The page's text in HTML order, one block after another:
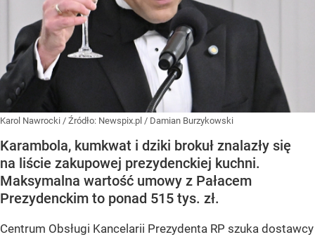
Karol Nawrocki / Źródło: Newspix.pl / Damian Burzykowski
Karambola, kumkwat i dziki brokuł znalazły się
na liście zakupowej prezydenckiej kuchni.
Maksymalna wartość umowy z Pałacem
Prezydenckim to ponad 515 tys. zł.
Centrum Obsługi Kancelarii Prezydenta RP szuka dostawcy